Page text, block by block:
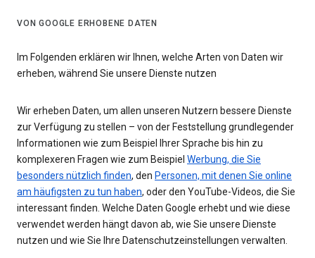
VON GOOGLE ERHOBENE DATEN
Im Folgenden erklären wir Ihnen, welche Arten von Daten wir
erheben, während Sie unsere Dienste nutzen
Wir erheben Daten, um allen unseren Nutzern bessere Dienste
zur Verfügung zu stellen – von der Feststellung grundlegender
Informationen wie zum Beispiel Ihrer Sprache bis hin zu
komplexeren Fragen wie zum Beispiel Werbung, die Sie
besonders nützlich finden, den Personen, mit denen Sie online
am häufigsten zu tun haben, oder den YouTube-Videos, die Sie
interessant finden. Welche Daten Google erhebt und wie diese
verwendet werden hängt davon ab, wie Sie unsere Dienste
nutzen und wie Sie Ihre Datenschutzeinstellungen verwalten.